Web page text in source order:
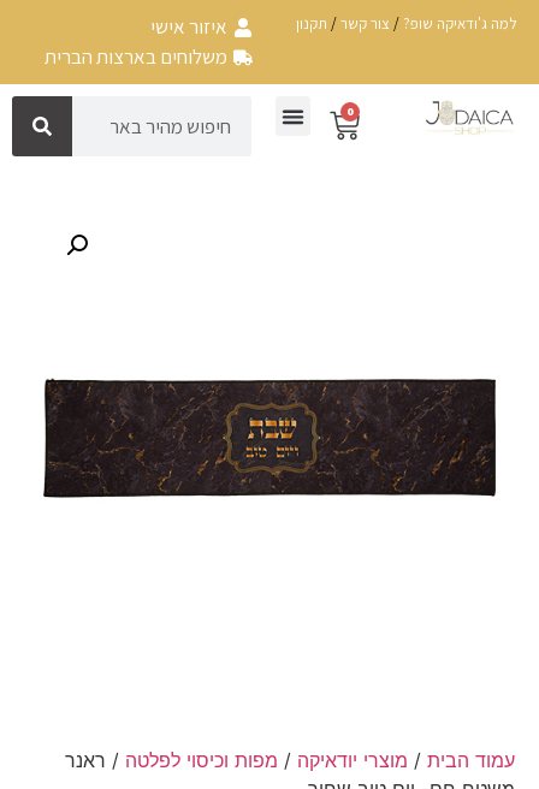
למה ג'ודאיקה שופ? / צור קשר/ תקנון
איזור אישי
משלוחים בארצות הברית
0
עמוד הבית / מוצרי יודאיקה / מפות וכיסוי לפלטה / ראנר